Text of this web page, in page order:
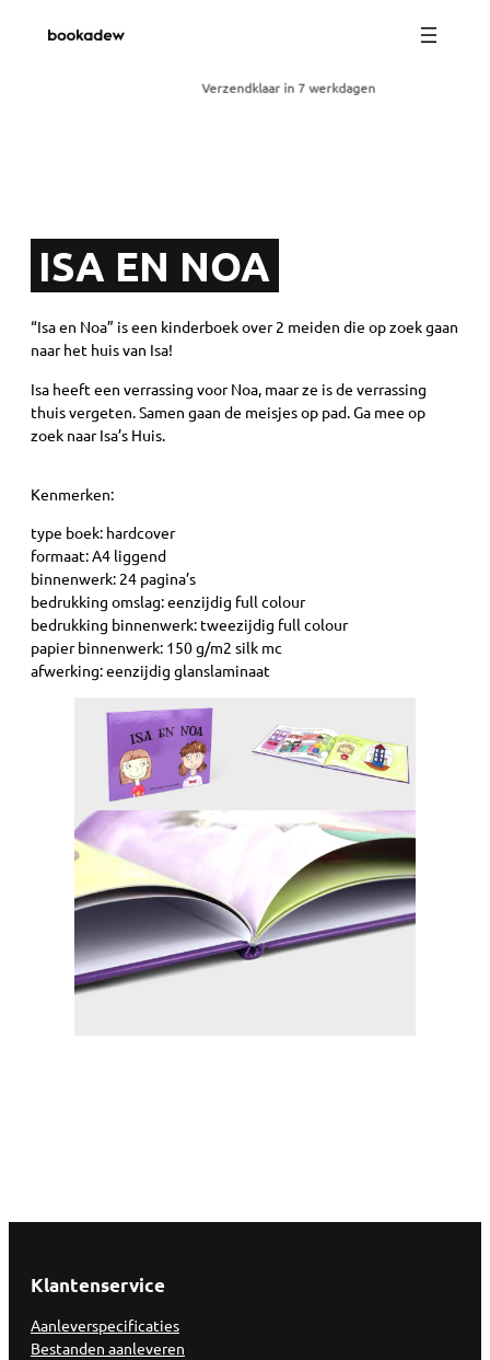
Verzendklaar in 7 werkdagen
ISA EN NOA
“Isa en Noa” is een kinderboek over 2 meiden die op zoek gaan
naar het huis van Isa!
Isa heeft een verrassing voor Noa, maar ze is de verrassing
thuis vergeten. Samen gaan de meisjes op pad. Ga mee op
zoek naar Isa’s Huis.
Kenmerken:
type boek: hardcover
formaat: A4 liggend
binnenwerk: 24 pagina’s
bedrukking omslag: eenzijdig full colour
bedrukking binnenwerk: tweezijdig full colour
papier binnenwerk: 150 g/m2 silk mc
afwerking: eenzijdig glanslaminaat
Klantenservice
Aanleverspecificaties
Bestanden aanleveren